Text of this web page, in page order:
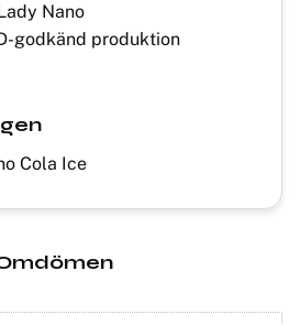
Nano
godkänd produktion
Cola Ice